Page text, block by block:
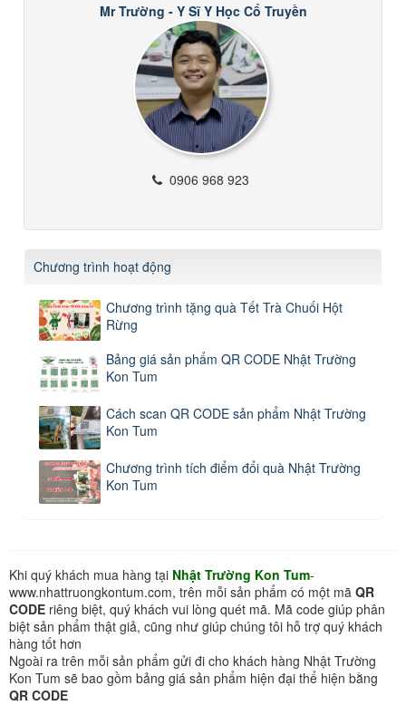
Mr Trường - Y Sĩ Y Học Cổ Truyền
0906 968 923
Chương trình hoạt động
Chương trình tặng quà Tết Trà Chuối Hột
Rừng
Bảng giá sản phẩm QR CODE Nhật Trường
Kon Tum
Cách scan QR CODE sản phẩm Nhật Trường
Kon Tum
Chương trình tích điểm đổi quà Nhật Trường
Kon Tum
Khi quý khách mua hàng tại Nhật Trường Kon Tum-
www.nhattruongkontum.com, trên mỗi sản phẩm có một mã QR
CODE riêng biệt, quý khách vui lòng quét mã. Mã code giúp phân
biệt sản phẩm thật giả, cũng như giúp chúng tôi hỗ trợ quý khách
hàng tốt hơn
Ngoài ra trên mỗi sản phẩm gửi đi cho khách hàng Nhật Trường
Kon Tum sẽ bao gồm bảng giá sản phẩm hiện đại thể hiện bằng
QR CODE